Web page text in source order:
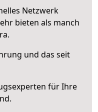
Netzwerk
bieten als manch
und das seit
für Ihre